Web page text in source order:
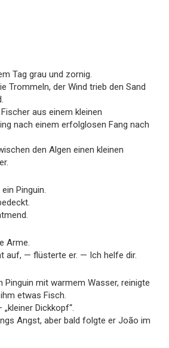
Tag grau und zornig.
Trommeln, der Wind trieb den Sand
aus einem kleinen
nach einem erfolglosen Fang nach
den Algen einen kleinen
Pinguin.
Arme.
auf, — flüsterte er. — Ich helfe dir.
Pinguin mit warmem Wasser, reinigte
etwas Fisch.
Dickkopf“.
Angst, aber bald folgte er João im